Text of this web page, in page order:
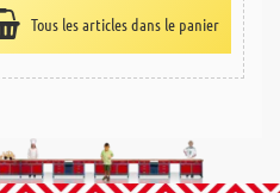
Tous les articles dans le panier